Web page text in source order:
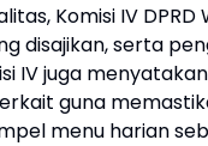
Komisi IV
disajikan, serta
IV juga
guna
menu harian